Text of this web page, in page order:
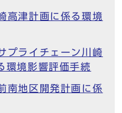
津計画に係る環境
ライチェーン川崎
環境影響評価手続
地区開発計画に係